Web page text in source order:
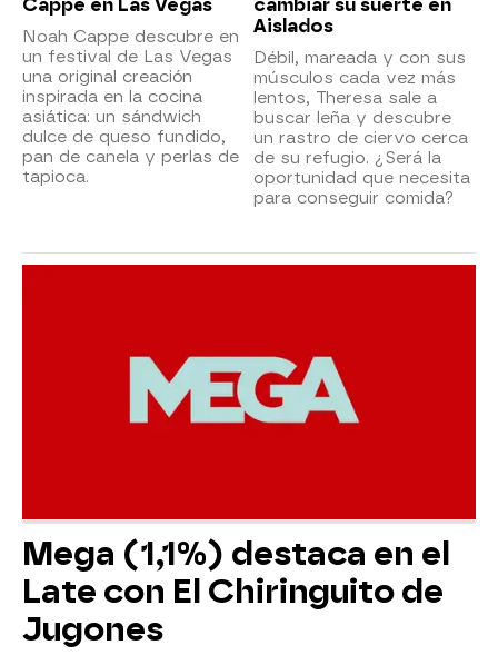
Cappe en Las Vegas
Noah Cappe descubre en
un festival de Las Vegas
una original creación
inspirada en la cocina
asiática: un sándwich
dulce de queso fundido,
pan de canela y perlas de
tapioca.
cambiar su suerte en
Aislados
Débil, mareada y con sus
músculos cada vez más
lentos, Theresa sale a
buscar leña y descubre
un rastro de ciervo cerca
de su refugio. ¿Será la
oportunidad que necesita
para conseguir comida?
Mega (1,1%) destaca en el
Late con El Chiringuito de
Jugones